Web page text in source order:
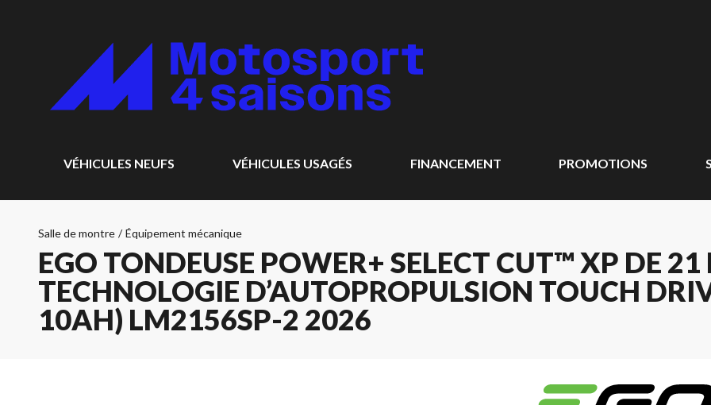
VÉHICULES NEUFS VÉHICULES USAGÉS FINANCEMENT PROMOTIONS
Salle de montre / Équipement mécanique
EGO TONDEUSE POWER+ SELECT CUT™ XP DE 21
TECHNOLOGIE D’AUTOPROPULSION TOUCH
10AH) LM2156SP-2 2026